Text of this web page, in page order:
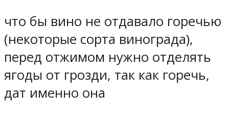
что бы вино не отдавало горечью
(некоторые сорта винограда),
перед отжимом нужно отделять
ягоды от грозди, так как горечь,
дат именно она